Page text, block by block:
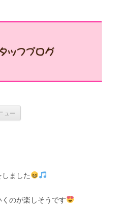
ュー
プ
ました
のが楽しそうです